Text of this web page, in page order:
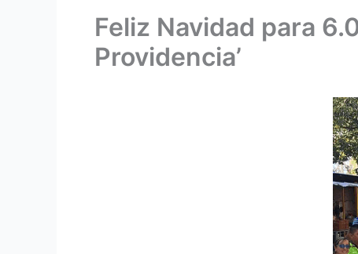
Feliz Navidad para
Providencia’